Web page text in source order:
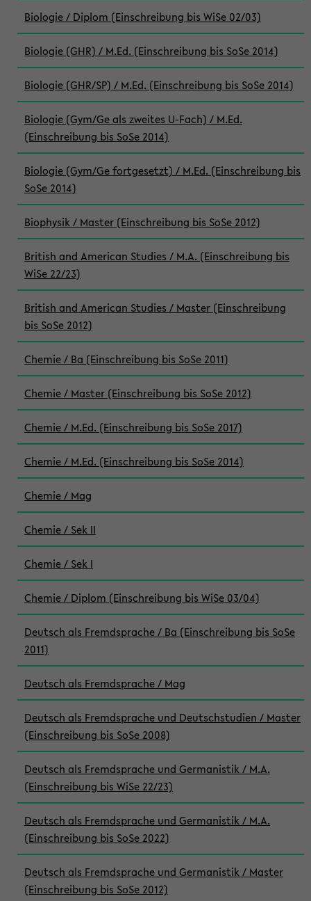
Biologie / Diplom (Einschreibung bis WiSe 02/03)
Biologie (GHR) / M.Ed. (Einschreibung bis SoSe 2014)
Biologie (GHR/SP) / M.Ed. (Einschreibung bis SoSe 2014)
Biologie (Gym/Ge als zweites U-Fach) / M.Ed.
(Einschreibung bis SoSe 2014)
Biologie (Gym/Ge fortgesetzt) / M.Ed. (Einschreibung bis
SoSe 2014)
Biophysik / Master (Einschreibung bis SoSe 2012)
British and American Studies / M.A. (Einschreibung bis
WiSe 22/23)
British and American Studies / Master (Einschreibung
bis SoSe 2012)
Chemie / Ba (Einschreibung bis SoSe 2011)
Chemie / Master (Einschreibung bis SoSe 2012)
Chemie / M.Ed. (Einschreibung bis SoSe 2017)
Chemie / M.Ed. (Einschreibung bis SoSe 2014)
Chemie / Mag
Chemie / Sek II
Chemie / Sek I
Chemie / Diplom (Einschreibung bis WiSe 03/04)
Deutsch als Fremdsprache / Ba (Einschreibung bis SoSe
2011)
Deutsch als Fremdsprache / Mag
Deutsch als Fremdsprache und Deutschstudien / Master
(Einschreibung bis SoSe 2008)
Deutsch als Fremdsprache und Germanistik / M.A.
(Einschreibung bis WiSe 22/23)
Deutsch als Fremdsprache und Germanistik / M.A.
(Einschreibung bis SoSe 2022)
Deutsch als Fremdsprache und Germanistik / Master
(Einschreibung bis SoSe 2012)